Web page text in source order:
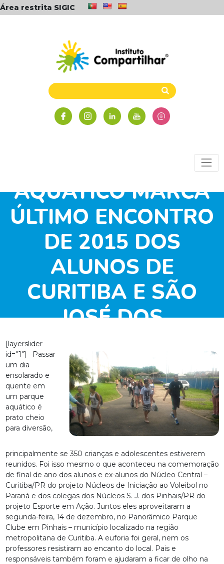
Área restrita SIGIC
PASSEIO A PARQUE
AQUÁTICO MARCA
ÚLTIMO ENCONTRO
DE 2015 DOS
ALUNOS DE
CURITIBA E SÃO
JOSÉ DOS
[layerslider
id="1"] Passar
um dia
ensolarado e
quente em
um parque
aquático é
prato cheio
para diversão,
principalmente se 350 crianças e adolescentes estiverem
reunidos. Foi isso mesmo o que aconteceu na comemoração
de final de ano dos alunos e ex-alunos do Núcleo Central –
Curitiba/PR do projeto Núcleos de Iniciação ao Voleibol no
Paraná e dos colegas dos Núcleos S. J. dos Pinhais/PR do
projeto Esporte em Ação. Juntos eles aproveitaram a
segunda-feira, 14 de dezembro, no Panorâmico Parque
Clube em Pinhais – município localizado na região
metropolitana de Curitiba. A euforia foi geral, nem os
professores resistiram ao encanto do local. Pais e
responsáveis também foram e ajudaram a ficar de olho na